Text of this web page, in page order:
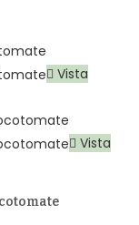
Vista
Vista